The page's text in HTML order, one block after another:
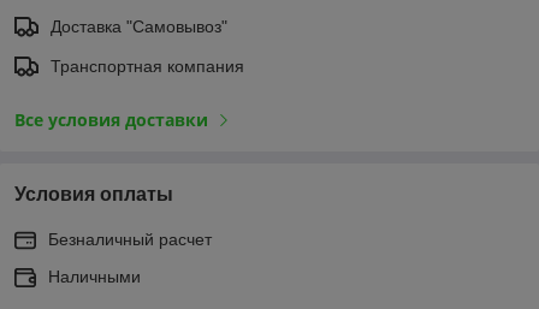
Доставка "Самовывоз"
Транспортная компания
Все условия доставки
Условия оплаты
Безналичный расчет
Наличными